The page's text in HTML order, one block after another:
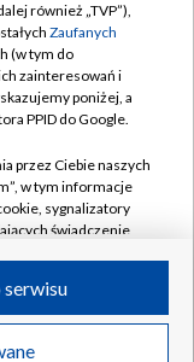
likwidacji
również „TVP”),
Zaufanych
(w tym do
zainteresowań i
poniżej, a
PPID do Google.
przez Ciebie naszych
w tym informacje
sygnalizatory
świadczenie
przez Ciebie